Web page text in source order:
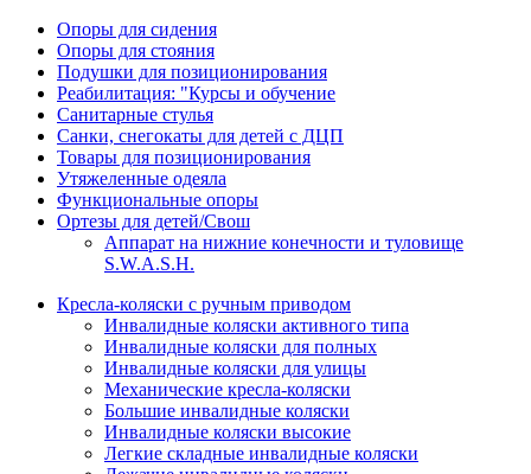
Опоры для сидения
Опоры для стояния
Подушки для позиционирования
Реабилитация: "Курсы и обучение
Санитарные стулья
Санки, снегокаты для детей с ДЦП
Товары для позиционирования
Утяжеленные одеяла
Функциональные опоры
Ортезы для детей/Свош
Аппарат на нижние конечности и туловище
S.W.A.S.H.
Кресла-коляски с ручным приводом
Инвалидные коляски активного типа
Инвалидные коляски для полных
Инвалидные коляски для улицы
Механические кресла-коляски
Большие инвалидные коляски
Инвалидные коляски высокие
Легкие складные инвалидные коляски